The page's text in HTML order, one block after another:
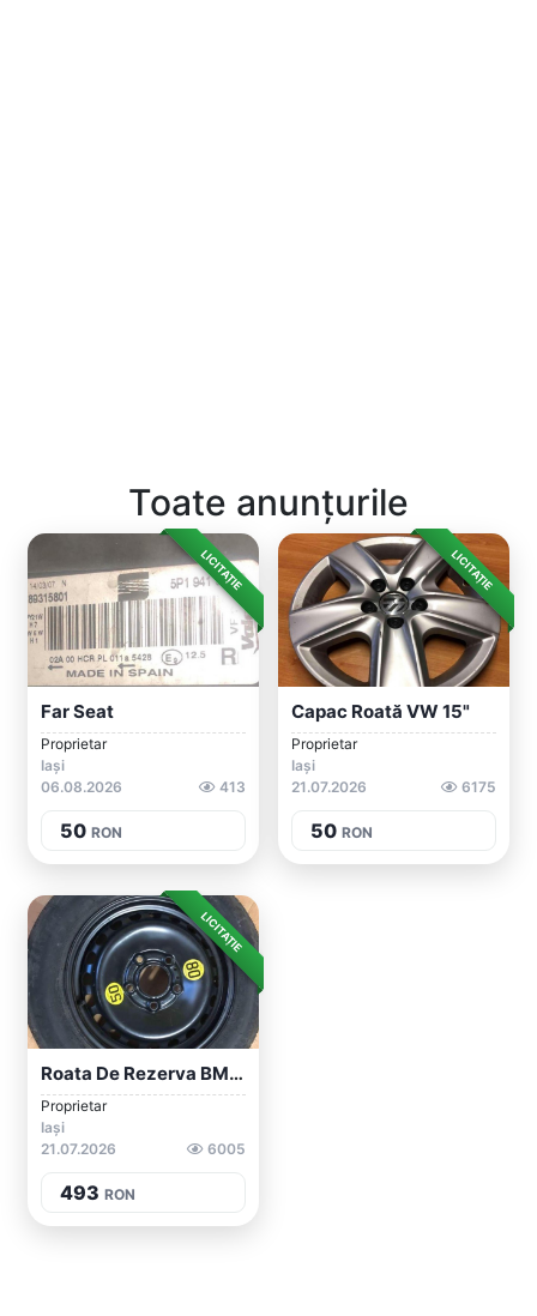
Toate anunțurile
LICITAȚIE
Far Seat
Proprietar
Iași
06.08.2026
413
50 RON
LICITAȚIE
Capac Roată VW 15"
Proprietar
Iași
21.07.2026
6175
50 RON
LICITAȚIE
Roata De Rezerva BMW 125/90/15
Proprietar
Iași
21.07.2026
6005
493 RON